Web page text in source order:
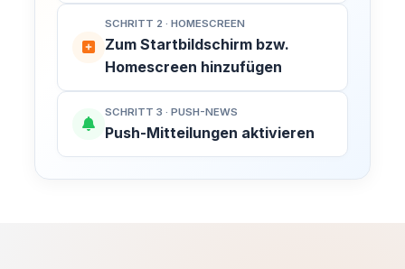
SCHRITT 2 · HOMESCREEN
Zum Startbildschirm bzw.
Homescreen hinzufügen
SCHRITT 3 · PUSH-NEWS
Push-Mitteilungen aktivieren
Veranstaltungstitel
UHRZEIT
-
Bürger für Bürger – ganz ohne
Parteibuch, Fraktionszwang oder
Hast du Ideen oder Anliegen?
Egal ob du dich aktiv einbringen